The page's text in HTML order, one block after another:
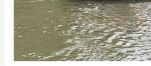
Pencarian
2
Anak
Yang